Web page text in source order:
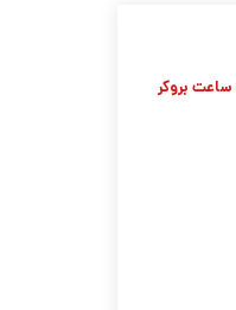
ساعت بروکر